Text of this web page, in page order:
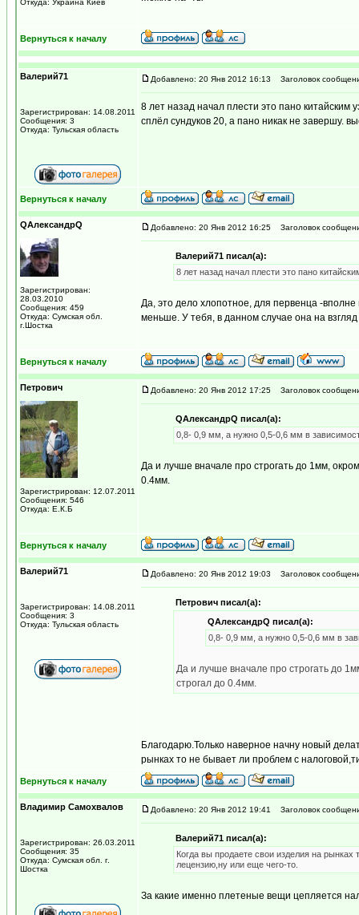
Откуда: Украина Киев
Вернуться к началу
Валерий71
Зарегистрирован: 14.08.2011
Сообщения: 3
Откуда: Тульская область
Добавлено: 20 Янв 2012 16:13 Заголовок
8 лет назад начал плести это пано китайским
сплёл сундуков 20, а пано никак не завершу.
Вернуться к началу
QАлександрQ
Зарегистрирован:
28.03.2010
Сообщения: 459
Откуда: Сумская обл.
г.Шостка
Добавлено: 20 Янв 2012 16:25 Заголовок
Валерий71 писал(а):
8 лет назад начал плести это пано
Да, это дело хлопотное, для первенца -
меньше. У тебя, в данном случае она на
Вернуться к началу
Петрович
Зарегистрирован: 12.07.2011
Сообщения: 546
Откуда: Е.К.Б
Добавлено: 20 Янв 2012 17:25 Заголовок
QАлександрQ писал(а):
0,8- 0,9 мм, а нужно 0,5-0,6 мм в
Да и лучше вначале про строгать до 1мм,
0.4мм.
Вернуться к началу
Валерий71
Зарегистрирован: 14.08.2011
Сообщения: 3
Откуда: Тульская область
Добавлено: 20 Янв 2012 19:03 Заголовок
Петрович писал(а):
QАлександрQ писал(а):
0,8- 0,9 мм, а нужно 0,5-0,6 мм в
Да и лучше вначале про строгать до
строгал до 0.4мм.
Благодарю.Только наверное начну новый
рынках то не бывает ли проблем с
Вернуться к началу
Владимир Самохвалов
Зарегистрирован: 26.03.2011
Сообщения: 35
Откуда: Сумская обл. г.
Шостка
Добавлено: 20 Янв 2012 19:41 Заголовок
Валерий71 писал(а):
Когда вы продаете свои изделия на
лецензию,ну или еще чего-то.
За какие именно плетеные вещи цепляется